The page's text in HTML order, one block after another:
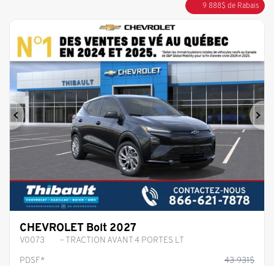
9 888$ de Rabais
Précédent
CHEVROLET Bolt 2027
V0073
– TRACTION AVANT 4 PORTES LT
PDSF*
43 931$